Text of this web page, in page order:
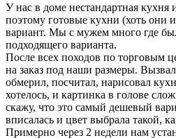
У нас в доме нестандартная кухня
поэтому готовые кухни (хоть они
вариант. Мы с мужем много где
подходящего варианта.
После всех походов по торговым
на заказ под наши размеры.
обмерил, посчитал, нарисовал
хотелось, и картинка в голове
скажу, что это самый дешевый
вписалась и цвет выбрала такой,
Примерно через 2 недели нам